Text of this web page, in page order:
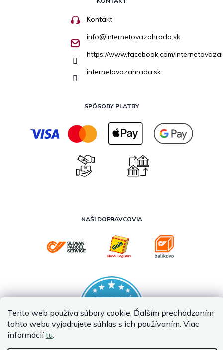
Tento web používa súbory cookie. Ďalším prechádzaním
tohto webu vyjadrujete súhlas s ich používaním. Viac
informáciítu.
Kontakt
info@internetovazahrada.sk
https://www.facebook.com/
internetovazahrada.sk
SPÔSOBY PLATBY
NAŠI DOPRAVCOVIA